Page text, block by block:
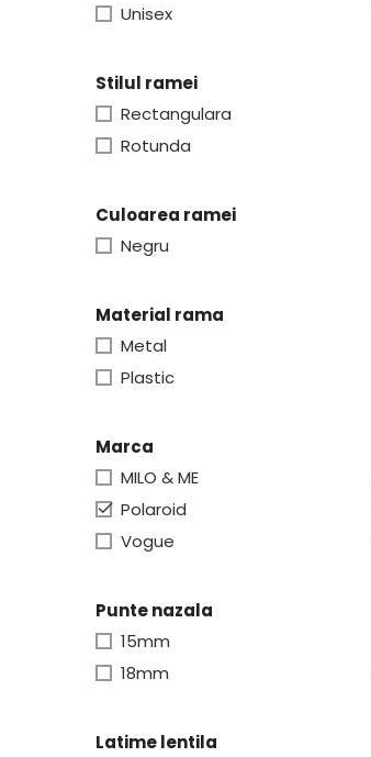
Unisex
Stilul ramei
Rectangulara
Rotunda
Culoarea ramei
Negru
Material rama
Metal
Plastic
Marca
MILO & ME
 Polaroid
Vogue
Punte nazala
15mm
18mm
Latime lentila